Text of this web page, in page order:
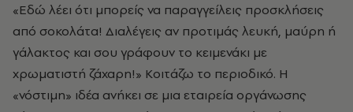
«Eδώ λέει ότι μπορείς να παραγγείλεις προσκλήσεις
από σοκολάτα! Διαλέγεις αν προτιμάς λευκή, μαύρη ή
γάλακτος και σου γράφουν το κειμενάκι με
χρωματιστή ζάχαρη!» Kοιτάζω το περιοδικό. H
«νόστιμη» ιδέα ανήκει σε μια εταιρεία οργάνωσης